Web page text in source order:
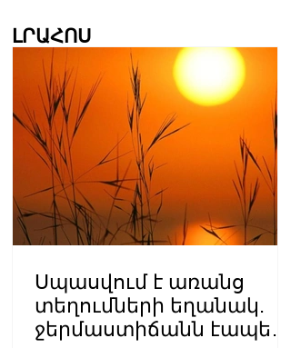
ԼՐԱՀՈՍ
Սպասվում է առանց
տեղումների եղանակ.
ջերմաստիճանն էապես